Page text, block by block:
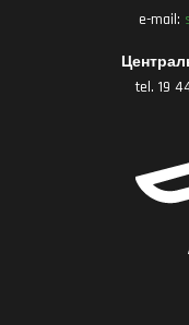
e-mail:
tel. 19